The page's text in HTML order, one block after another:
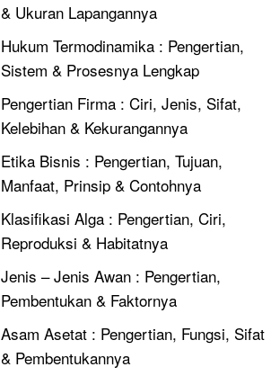
& Ukuran Lapangannya
Hukum Termodinamika : Pengertian,
Sistem & Prosesnya Lengkap
Pengertian Firma : Ciri, Jenis, Sifat,
Kelebihan & Kekurangannya
Etika Bisnis : Pengertian, Tujuan,
Manfaat, Prinsip & Contohnya
Klasifikasi Alga : Pengertian, Ciri,
Reproduksi & Habitatnya
Jenis – Jenis Awan : Pengertian,
Pembentukan & Faktornya
Asam Asetat : Pengertian, Fungsi, Sifat
& Pembentukannya